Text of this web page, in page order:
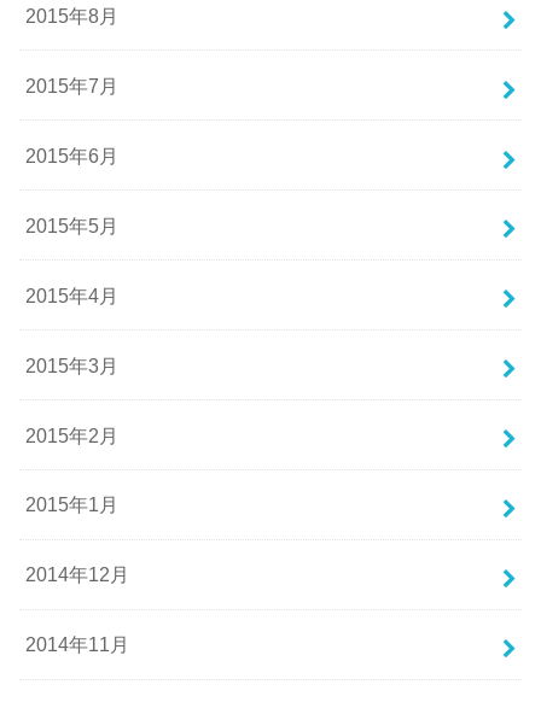
2015年8月
2015年7月
2015年6月
2015年5月
2015年4月
2015年3月
2015年2月
2015年1月
2014年12月
2014年11月